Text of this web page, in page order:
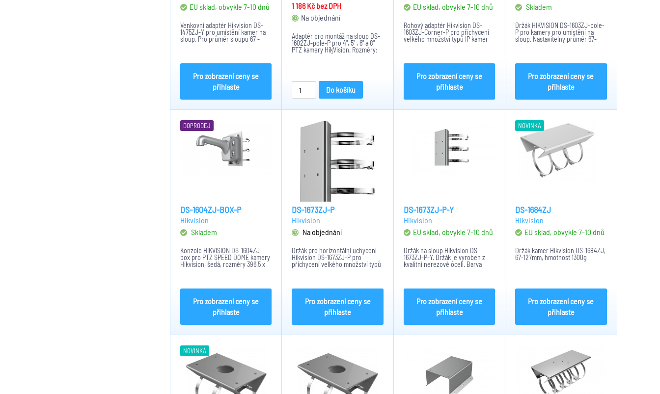
EU sklad, obvykle 7-10 dnů
Venkovní adaptér Hikvision DS-
1475ZJ-Y pro umístění kamer na
sloup. Pro průměr sloupu 67 -
127mm. Pro py kamer - DS-
je v bílém provedení s maximální...
Pro zobrazení ceny se
přihlaste
1 186 Kčbez DPH
Na objednání
Adaptér pro montáž na sloup DS-
1602ZJ-pole-P pro 4", 5" , 6" a 8"
PTZ kamery HikVision. Rozměry:
117x194x310, Průměr sloupu 67-
Do košíku
EU sklad, obvykle 7-10 dnů
Rohový adaptér Hikvision DS-
1603ZJ-Corner-P pro přichycení
velkého množství typů IP kamer
na roh budovy. Adaptér je
stříbrném provedení s...
Pro zobrazení ceny se
přihlaste
Skladem
Držák HIKVISION DS-1603ZJ-pole-
P pro kamery pro umístění na
sloup. Nastavitelný průměr 67-
127mm. Maximální nosnost držáku
Pro zobrazení ceny se
přihlaste
DOPRODEJ
DS-1604ZJ-BOX-P
Hikvision
Skladem
Konzole HIKVISION DS-1604ZJ-
box pro PTZ SPEED DOME kamery
Hikvision, šedá, rozměry 396,5 x
209 x 310mm, váha: 3230g
Pro zobrazení ceny se
přihlaste
DS-1673ZJ-P
Hikvision
Na objednání
Držák pro horizontální uchycení
Hikvision DS-1673ZJ-P pro
přichycení velkého množství typů
PTZ kamer na vodorovnou trubku.
šedém provedení s...
Pro zobrazení ceny se
přihlaste
DS-1673ZJ-P-Y
Hikvision
EU sklad, obvykle 7-10 dnů
Držák na sloup Hikvision DS-
1673ZJ-P-Y. Držák je vyroben z
kvalitní nerezové oceli. Barva
Pro zobrazení ceny se
přihlaste
NOVINKA
DS-1684ZJ
Hikvision
EU sklad, obvykle 7-10 dnů
Držák kamer Hikvision DS-1684ZJ,
67-127mm, hmotnost 1300g
Pro zobrazení ceny se
přihlaste
NOVINKA